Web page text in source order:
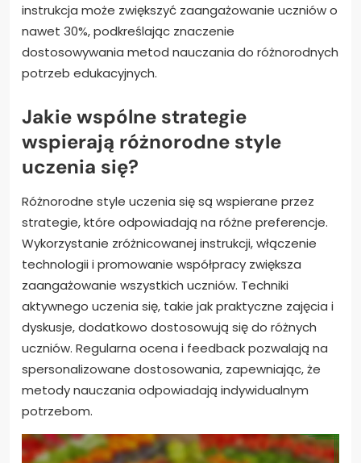
instrukcja może zwiększyć zaangażowanie uczniów o
nawet 30%, podkreślając znaczenie
dostosowywania metod nauczania do różnorodnych
potrzeb edukacyjnych.
Jakie wspólne strategie
wspierają różnorodne style
uczenia się?
Różnorodne style uczenia się są wspierane przez
strategie, które odpowiadają na różne preferencje.
Wykorzystanie zróżnicowanej instrukcji, włączenie
technologii i promowanie współpracy zwiększa
zaangażowanie wszystkich uczniów. Techniki
aktywnego uczenia się, takie jak praktyczne zajęcia i
dyskusje, dodatkowo dostosowują się do różnych
uczniów. Regularna ocena i feedback pozwalają na
spersonalizowane dostosowania, zapewniając, że
metody nauczania odpowiadają indywidualnym
potrzebom.